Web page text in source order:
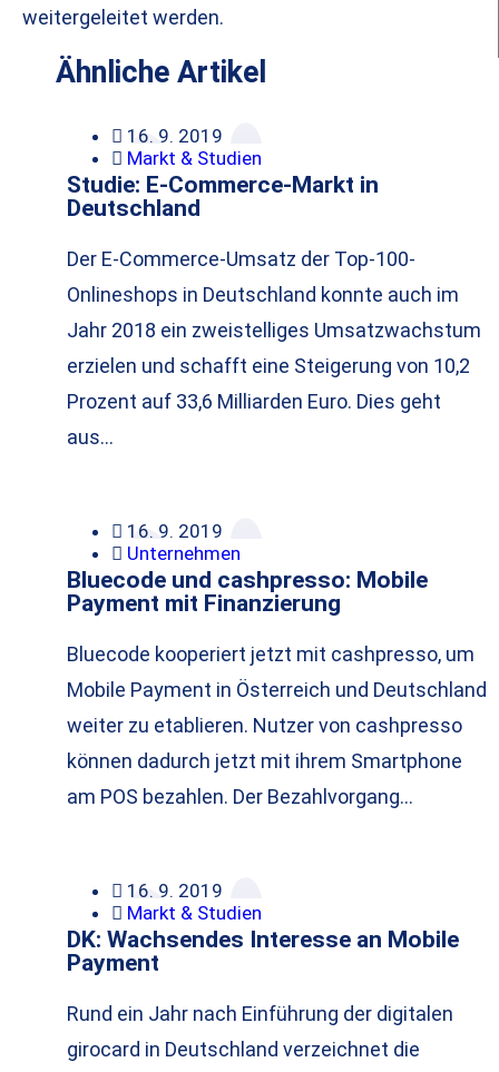
weitergeleitet werden.
Ähnliche Artikel
16. 9. 2019
Markt & Studien
Studie: E-Commerce-Markt in
Deutschland
Der E-Commerce-Umsatz der Top-100-
Onlineshops in Deutschland konnte auch im
Jahr 2018 ein zweistelliges Umsatzwachstum
erzielen und schafft eine Steigerung von 10,2
Prozent auf 33,6 Milliarden Euro. Dies geht
aus…
16. 9. 2019
Unternehmen
Bluecode und cashpresso: Mobile
Payment mit Finanzierung
Bluecode kooperiert jetzt mit cashpresso, um
Mobile Payment in Österreich und Deutschland
weiter zu etablieren. Nutzer von cashpresso
können dadurch jetzt mit ihrem Smartphone
am POS bezahlen. Der Bezahlvorgang…
16. 9. 2019
Markt & Studien
DK: Wachsendes Interesse an Mobile
Payment
Rund ein Jahr nach Einführung der digitalen
girocard in Deutschland verzeichnet die